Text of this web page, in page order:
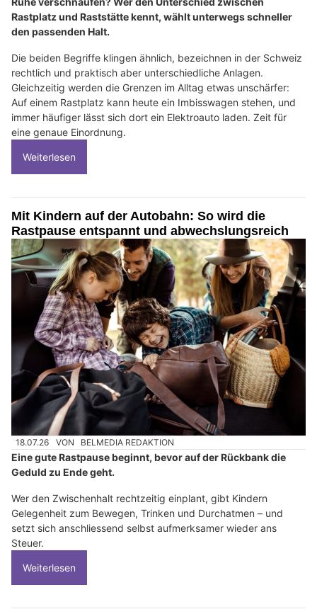
Rastplatz und Raststätte kennt, wählt unterwegs schneller
den passenden Halt.
Die beiden Begriffe klingen ähnlich, bezeichnen in der Schweiz
rechtlich und praktisch aber unterschiedliche Anlagen.
Gleichzeitig werden die Grenzen im Alltag etwas unschärfer:
Auf einem Rastplatz kann heute ein Imbisswagen stehen, und
immer häufiger lässt sich dort ein Elektroauto laden. Zeit für
eine genaue Einordnung.
Weiterlesen
Mit Kindern auf der Autobahn: So wird die
Rastpause entspannt und abwechslungsreich
18.07.26 VON BELMEDIA REDAKTION
Eine gute Rastpause beginnt, bevor auf der Rückbank die
Geduld zu Ende geht.
Wer den Zwischenhalt rechtzeitig einplant, gibt Kindern
Gelegenheit zum Bewegen, Trinken und Durchatmen – und
setzt sich anschliessend selbst aufmerksamer wieder ans
Steuer.
Weiterlesen